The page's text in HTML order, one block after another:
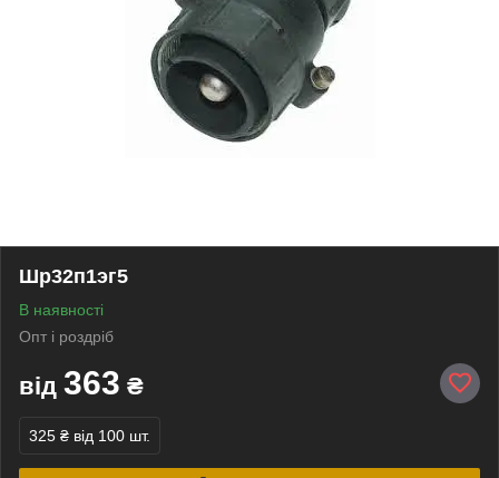
Шр32п1эг5
В наявності
Опт і роздріб
від 363 ₴
325 ₴ від 100 шт.